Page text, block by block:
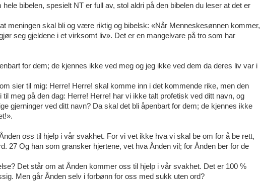
bibelen, spesielt NT er full av, stol aldri på den bibelen du leser at det er
meningen skal bli og være riktig og bibelsk: «Når Menneskesønnen kommer,
seg gjeldene i et virksomt liv». Det er en mangelvare på tro som har
for dem; de kjennes ikke ved meg og jeg ikke ved dem da deres liv var i
sier til mig: Herre! Herre! skal komme inn i det kommende rike, men den
meg på den dag: Herre! Herre! har vi ikke talt profetisk ved ditt navn, og
gjerninger ved ditt navn? Da skal det bli åpenbart for dem; de kjennes ikke
oss til hjelp i vår svakhet. For vi vet ikke hva vi skal be om for å be rett,
27 Og han som gransker hjertene, vet hva Ånden vil; for Ånden ber for de
Det står om at Ånden kommer oss til hjelp i vår svakhet. Det er 100 %
Men går Ånden selv i forbønn for oss med sukk uten ord?